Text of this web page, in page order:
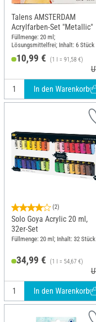
Talens AMSTERDAM
Acrylfarben-Set "Metallic"
Füllmenge: 20 ml;
Lösungsmittelfrei; Inhalt: 6 Stück
10,99 € (1 l = 91,58 €)
In den Warenkorb
(2)
Solo Goya Acrylic 20 ml,
32er-Set
Füllmenge: 20 ml; Inhalt: 32 Stück
34,99 € (1 l = 54,67 €)
In den Warenkorb